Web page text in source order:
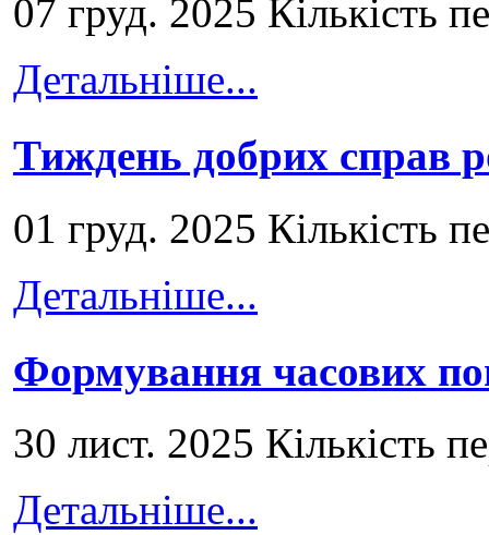
07 груд. 2025 Кількість
Детальніше...
Тиждень добрих справ
01 груд. 2025 Кількість
Детальніше...
Формування часових
30 лист. 2025 Кількість
Детальніше...